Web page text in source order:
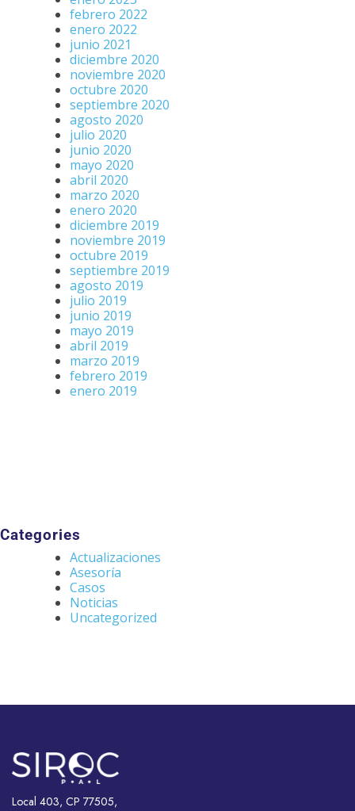
febrero 2022
enero 2022
junio 2021
diciembre 2020
noviembre 2020
octubre 2020
septiembre 2020
agosto 2020
julio 2020
junio 2020
mayo 2020
abril 2020
marzo 2020
enero 2020
diciembre 2019
noviembre 2019
octubre 2019
septiembre 2019
agosto 2019
julio 2019
junio 2019
mayo 2019
abril 2019
marzo 2019
febrero 2019
enero 2019
Categories
Actualizaciones
Asesoría
Casos
Noticias
Uncategorized
Local 403, CP 77505,
¿Necesitas ayuda?
Chatea con nosotros